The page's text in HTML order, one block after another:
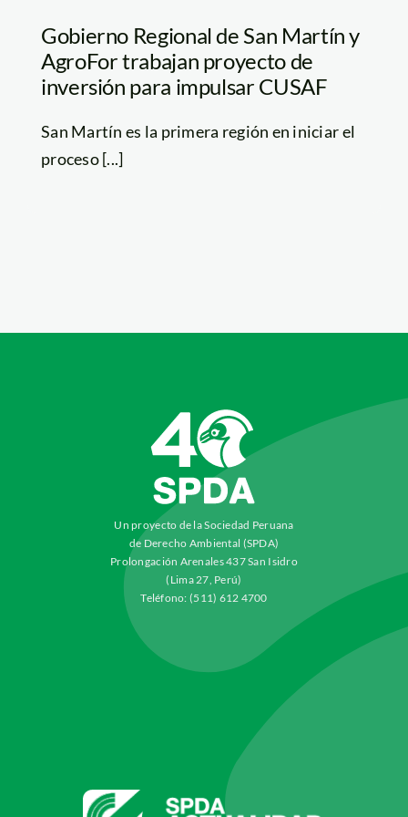
Gobierno Regional de San Martín y
AgroFor trabajan proyecto de
inversión para impulsar CUSAF
San Martín es la primera región en iniciar el
proceso [...]
Un proyecto de la Sociedad Peruana
de Derecho Ambiental (SPDA)
Prolongación Arenales 437 San Isidro
(Lima 27, Perú)
Teléfono: (511) 612 4700